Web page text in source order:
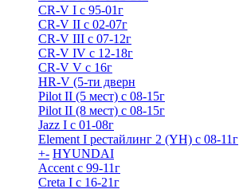
CR-V I с 95-01г
CR-V II с 02-07г
CR-V III с 07-12г
CR-V IV с 12-18г
CR-V V с 16г
HR-V (5-ти дверн
Pilot II (5 мест) с 08-15г
Pilot II (8 мест) с 08-15г
Jazz I c 01-08г
Element I рестайлинг 2 (YH) с 08-11г
+- HYUNDAI
Accent с 99-11г
Creta I с 16-21г